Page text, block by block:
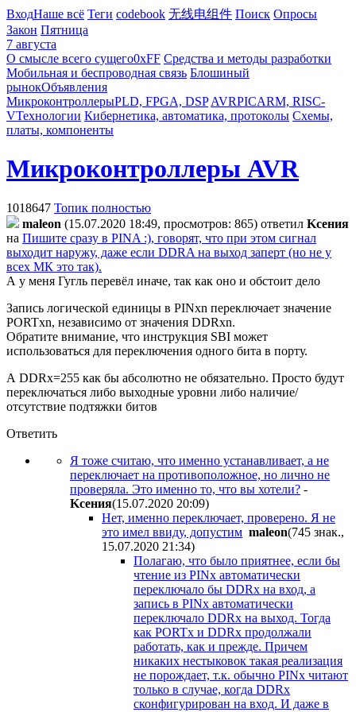
ВходНаше всё Теги codebook 无线电组件 Поиск Опросы
Закон Пятница
7 августа
О смысле всего сущего0xFF Средства и методы разработки
Мобильная и беспроводная связь Блошиный
рынокОбъявления
МикроконтроллерыPLD, FPGA, DSP AVRPICARM, RISC-
VТехнологии Кибернетика, автоматика, протоколы Схемы,
платы, компоненты
Микроконтроллеры AVR
1018647 Топик полностью
maleon (15.07.2020 18:49, просмотров: 865) ответил Kceния
на Пишите сразу в PINA :), говорят, что при этом сигнал
выходит наружу, даже если DDRA на выход заперт (но не у
всех МК это так).
А у меня Гугль перевёл иначе, так как оно и обстоит дело
Запись логической единицы в PINxn переключает значение
PORTxn, независимо от значения DDRxn.
Обратите внимание, что инструкция SBI может
использоваться для переключения одного бита в порту.
А DDRx=255 как бы абсолютно не обязательно. Просто будут
переключаться либо выходные уровни либо наличие/
отсутствие подтяжки битов
Ответить
Я тоже считаю, что именно устанавливает, а не
переключает на противоположное, но лично не
проверяла. Это именно то, что вы хотели? -
Kceния(15.07.2020 20:09)
Нет, именно переключает, проверено. Я не
это имел ввиду, допустим maleon(745 знак.,
15.07.2020 21:34)
Полагаю, что было приятнее, если бы
чтение из PINx автоматически
переключало бы DDRx на вход, а
запись в PINx автоматически
переключало DDRx на выход. Тогда
как PORTx и DDRx продолжали
работать, как и прежде. Причем
никаких нестыковок такая реализация
не порождает, т.к. обычно PINx читают
только в случае, когда DDRx
сконфигурирован на вход. И даже в